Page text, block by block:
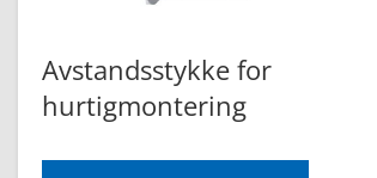
Avstandsstykke for
hurtigmontering